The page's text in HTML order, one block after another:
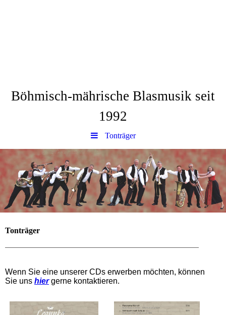
Böhmisch-mährische Blasmusik seit
1992
Tonträger
Tonträger
Wenn Sie eine unserer CDs erwerben möchten, können
Sie uns hiergerne kontaktieren.